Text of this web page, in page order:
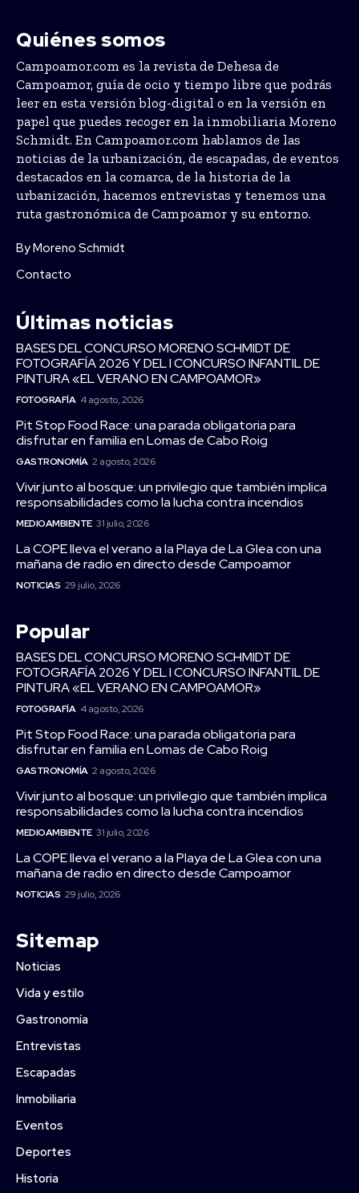
Quiénes somos
Campoamor.com es la revista de Dehesa de
Campoamor, guía de ocio y tiempo libre que podrás
leer en esta versión blog-digital o en la versión en
papel que puedes recoger en la inmobiliaria Moreno
Schmidt. En Campoamor.com hablamos de las
noticias de la urbanización, de escapadas, de eventos
destacados en la comarca, de la historia de la
urbanización, hacemos entrevistas y tenemos una
ruta gastronómica de Campoamor y su entorno.
By Moreno Schmidt
Contacto
Últimas noticias
BASES DEL CONCURSO MORENO SCHMIDT DE
FOTOGRAFÍA 2026 Y DEL I CONCURSO INFANTIL DE
PINTURA «EL VERANO EN CAMPOAMOR»
FOTOGRAFÍA 4 agosto, 2026
Pit Stop Food Race: una parada obligatoria para
disfrutar en familia en Lomas de Cabo Roig
GASTRONOMÍA 2 agosto, 2026
Vivir junto al bosque: un privilegio que también implica
responsabilidades como la lucha contra incendios
MEDIOAMBIENTE 31 julio, 2026
La COPE lleva el verano a la Playa de La Glea con una
mañana de radio en directo desde Campoamor
NOTICIAS 29 julio, 2026
Popular
BASES DEL CONCURSO MORENO SCHMIDT DE
FOTOGRAFÍA 2026 Y DEL I CONCURSO INFANTIL DE
PINTURA «EL VERANO EN CAMPOAMOR»
FOTOGRAFÍA 4 agosto, 2026
Pit Stop Food Race: una parada obligatoria para
disfrutar en familia en Lomas de Cabo Roig
GASTRONOMÍA 2 agosto, 2026
Vivir junto al bosque: un privilegio que también implica
responsabilidades como la lucha contra incendios
MEDIOAMBIENTE 31 julio, 2026
La COPE lleva el verano a la Playa de La Glea con una
mañana de radio en directo desde Campoamor
NOTICIAS 29 julio, 2026
Sitemap
Noticias
Vida y estilo
Gastronomía
Entrevistas
Escapadas
Inmobiliaria
Eventos
Deportes
Historia